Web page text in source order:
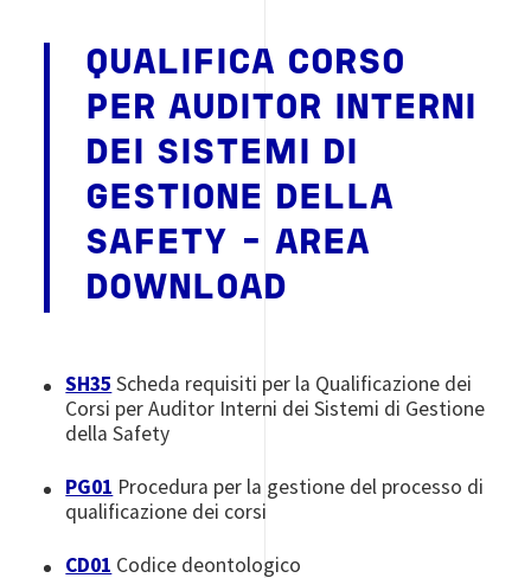
QUALIFICA CORSO
PER AUDITOR INTERNI
DEI SISTEMI DI
GESTIONE DELLA
SAFETY -AREA
DOWNLOAD
SH35 Scheda requisiti per la Qualificazione dei
Corsi per Auditor Interni dei Sistemi di Gestione
della Safety
PG01 Procedura per la gestione del processo di
qualificazione dei corsi
CD01 Codice deontologico